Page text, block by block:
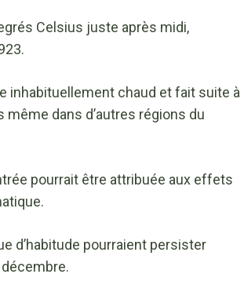
Celsius juste après midi,
inhabituellement chaud et fait suite à
dans d’autres régions du
pourrait être attribuée aux effets
d’habitude pourraient persister